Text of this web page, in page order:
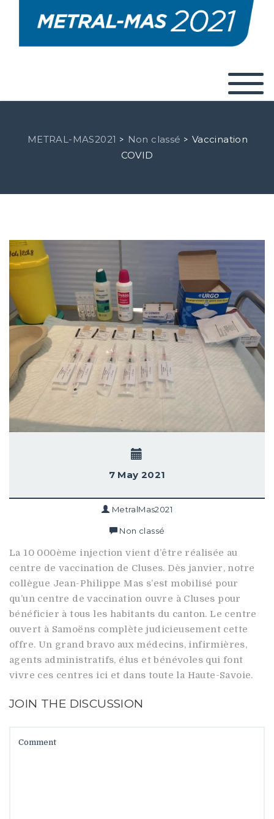
METRAL-MAS2021 > Non classé > Vaccination
COVID
7 May 2021
MetralMas2021
Non classé
La 10 000ème injection vient d’être réalisée au
centre de vaccination de Cluses. Dès janvier, notre
collègue Jean-Philippe Mas s’est mobilisé pour
qu’un centre de vaccination ouvre à Cluses pour
bénéficier à tous les habitants du canton. Le centre
ouvert à Samoëns complète judicieusement cette
offre. Un grand bravo aux médecins, infirmières,
agents administratifs, élus et bénévoles qui font
vivre ces centres ici et dans toute la Haute-Savoie.
JOIN THE DISCUSSION